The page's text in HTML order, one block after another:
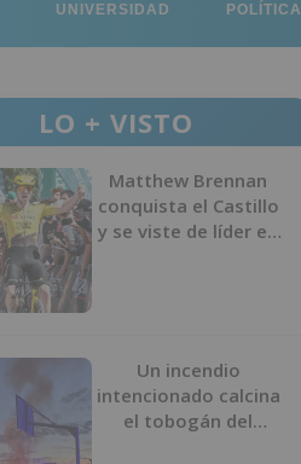
UNIVERSIDAD POLÍTICA
LO + VISTO
Matthew Brennan
conquista el Castillo
y se viste de líder en
Un incendio
intencionado calcina
el tobogán del